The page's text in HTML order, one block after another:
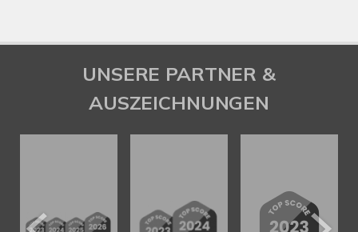
UNSERE PARTNER &
AUSZEICHNUNGEN